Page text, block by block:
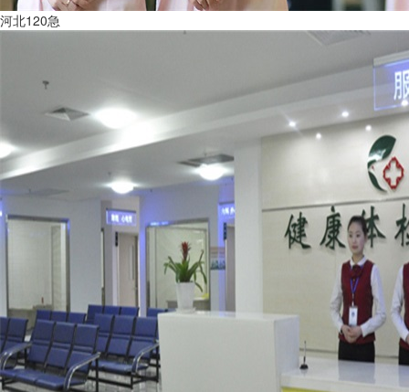
河北120急